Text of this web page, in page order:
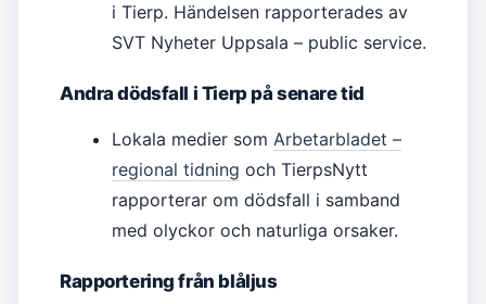
i Tierp. Händelsen rapporterades av
SVT Nyheter Uppsala – public service.
Andra dödsfall i Tierp på senare tid
Lokala medier som Arbetarbladet –
regional tidning och TierpsNytt
rapporterar om dödsfall i samband
med olyckor och naturliga orsaker.
Rapportering från blåljus